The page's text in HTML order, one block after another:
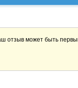
отзыв может быть